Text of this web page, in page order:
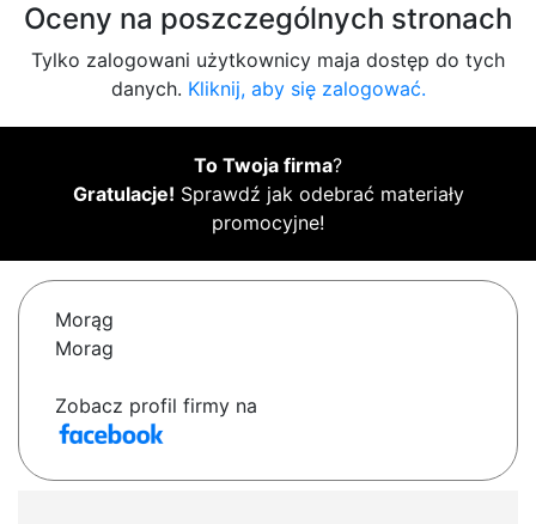
Oceny na poszczególnych stronach
Tylko zalogowani użytkownicy maja dostęp do tych
danych. Kliknij, aby się zalogować.
To Twoja firma?
Gratulacje! Sprawdź jak odebrać materiały
promocyjne!
Morąg
Morag
Zobacz profil firmy na